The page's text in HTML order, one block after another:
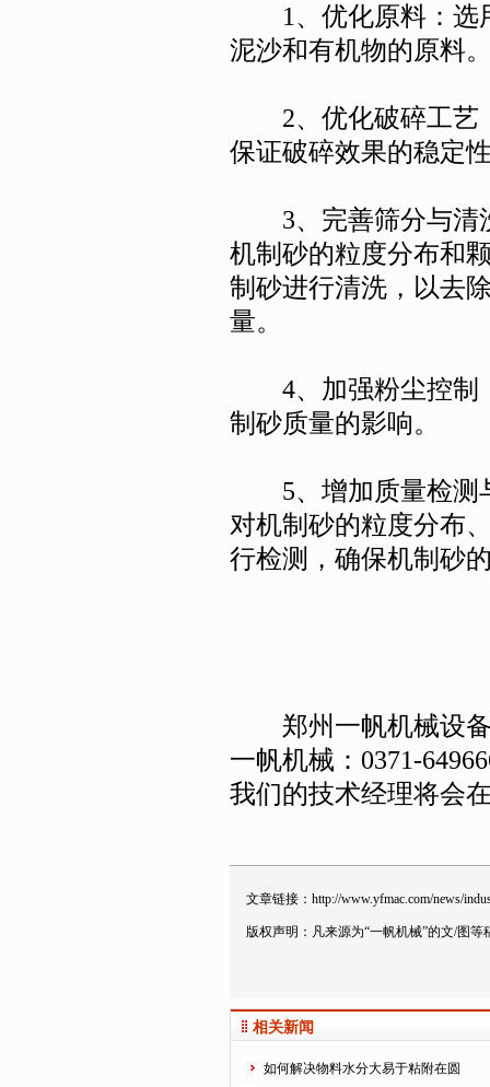
1、优化原料：选
泥沙和有机物的原料
2、优化破碎工艺
保证破碎效果的稳定
3、完善筛分与清
机制砂的粒度分布和
制砂进行清洗，以去
量。
4、加强粉尘控制
制砂质量的影响。
5、增加质量检测
对机制砂的粒度分布
行检测，确保机制砂
郑州一帆机械设备
一帆机械：0371-
我们的技术经理将会
文章链接： http://www.yfmac.com/news/
版权声明：凡来源为“一帆机械”的文/图
相关新闻
如何解决物料水分大易于粘附在圆